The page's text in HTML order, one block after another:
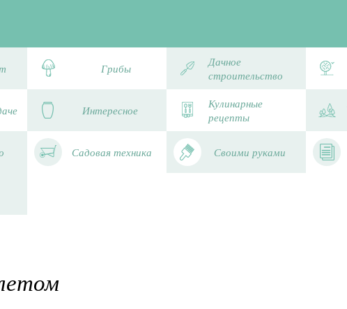
Грибы
Дачное
строительство
Интересное
Кулинарные
рецепты
Садовая техника Своими руками